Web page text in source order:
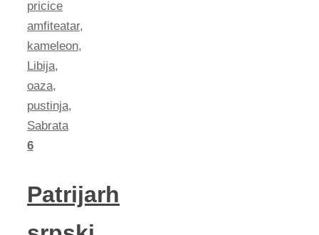
pricice
amfiteatar,
kameleon,
Libija,
oaza,
pustinja,
Sabrata
6
Patrijarh